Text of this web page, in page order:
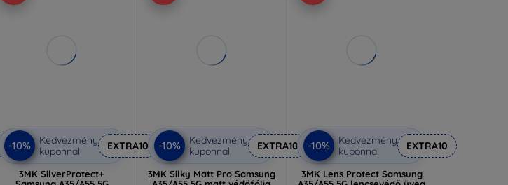
-10%
Kedvezmény
kuponnal
EXTRA10
3MK SilverProtect+
-10%
Kedvezmény
kuponnal
EXTRA10
3MK Silky Matt Pro Samsung
-10%
Kedvezmény
kuponnal
EXTRA10
3MK Lens Protect Samsung